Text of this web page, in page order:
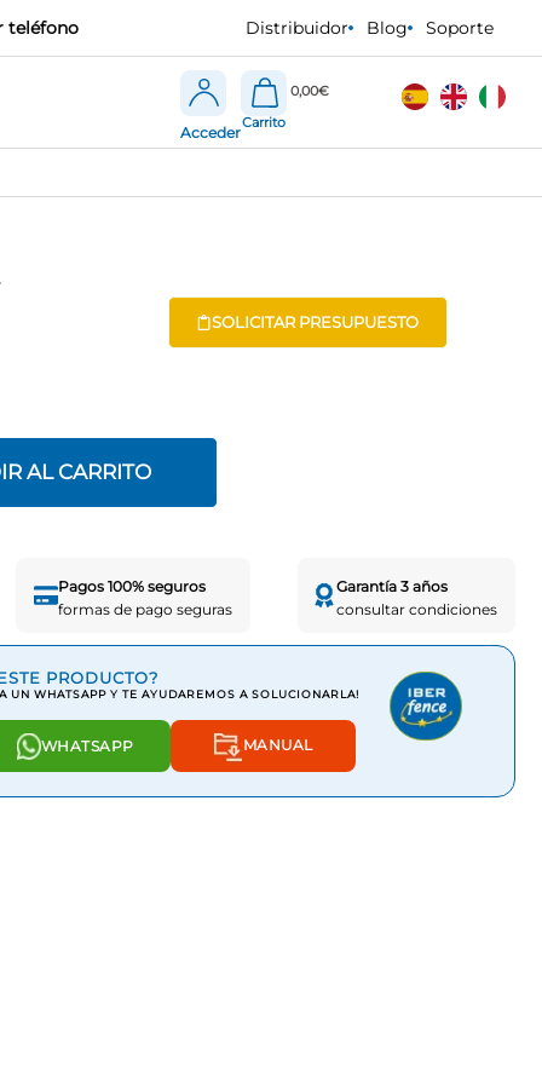
teléfono Distribuidor Blog Soporte
Acceder
€
0,00
SOLICITAR PRESUPUESTO
AL CARRITO
Pagos 100% seguros
formas de pago seguras
Garantía 3 años
consultar condiciones
PRODUCTO?
UN WHATSAPP Y TE AYUDAREMOS A SOLUCIONARLA!
WHATSAPP MANUAL